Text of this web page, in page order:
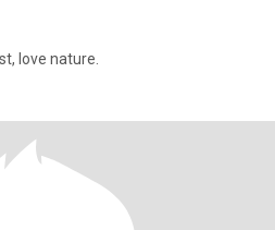
love nature.